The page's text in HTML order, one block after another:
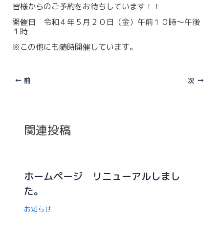
皆様からのご予約をお待ちしています！！
開催日 令和４年５月２０日（金）午前１０時～午後
１時
※この他にも随時開催しています。
前 次
関連投稿
ホームページ リニューアルしまし
た。
お知らせ